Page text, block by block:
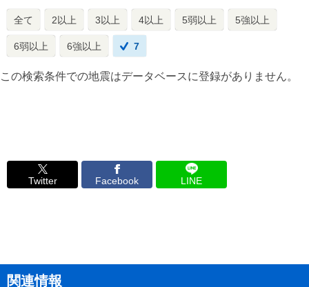
全て 2以上 3以上 4以上 5弱以上 5強以上
6弱以上 6強以上 7
この検索条件での地震はデータベースに登録がありません。
Twitter Facebook LINE
関連情報